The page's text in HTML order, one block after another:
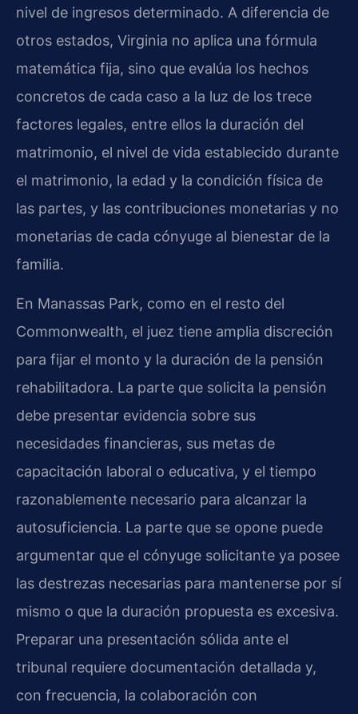
nivel de ingresos determinado. A diferencia de
otros estados, Virginia no aplica una fórmula
matemática fija, sino que evalúa los hechos
concretos de cada caso a la luz de los trece
factores legales, entre ellos la duración del
matrimonio, el nivel de vida establecido durante
el matrimonio, la edad y la condición física de
las partes, y las contribuciones monetarias y no
monetarias de cada cónyuge al bienestar de la
familia.
En Manassas Park, como en el resto del
Commonwealth, el juez tiene amplia discreción
para fijar el monto y la duración de la pensión
rehabilitadora. La parte que solicita la pensión
debe presentar evidencia sobre sus
necesidades financieras, sus metas de
capacitación laboral o educativa, y el tiempo
razonablemente necesario para alcanzar la
autosuficiencia. La parte que se opone puede
argumentar que el cónyuge solicitante ya posee
las destrezas necesarias para mantenerse por sí
mismo o que la duración propuesta es excesiva.
Preparar una presentación sólida ante el
tribunal requiere documentación detallada y,
con frecuencia, la colaboración con